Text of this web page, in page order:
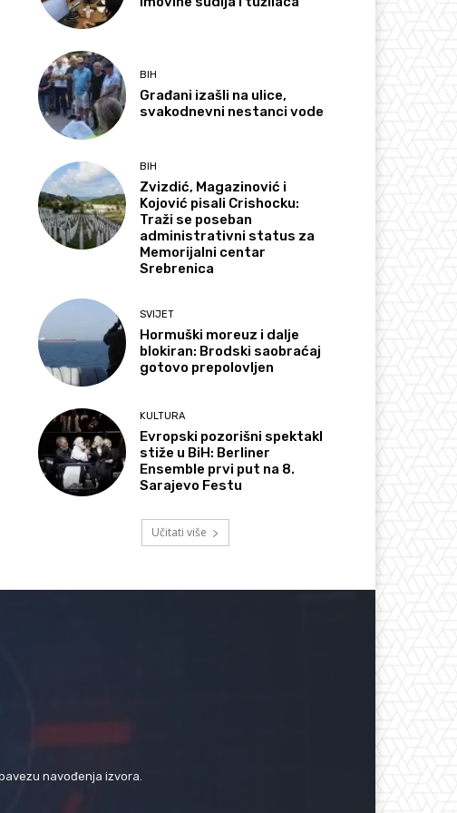
BIH
Građani izašli na ulice,
svakodnevni nestanci vode
BIH
Zvizdić, Magazinović i
Kojović pisali Crishocku:
Traži se poseban
administrativni status za
Memorijalni centar
Srebrenica
SVIJET
Hormuški moreuz i dalje
blokiran: Brodski saobraćaj
gotovo prepolovljen
KULTURA
Evropski pozorišni spektakl
stiže u BiH: Berliner
Ensemble prvi put na 8.
Sarajevo Festu
Učitati više
navođenja izvora.